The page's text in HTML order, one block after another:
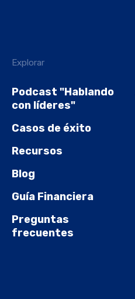
Explorar
Podcast "Hablando
con líderes"
Casos de éxito
Recursos
Blog
Guía Financiera
Preguntas
frecuentes